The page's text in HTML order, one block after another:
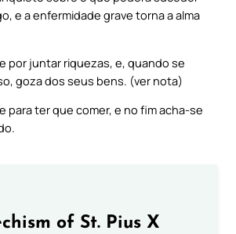
e a enfermidade grave torna a alma
por juntar riquezas, e, quando se
goza dos seus bens. (ver nota)
para ter que comer, e no fim acha-se
of St. Pius X